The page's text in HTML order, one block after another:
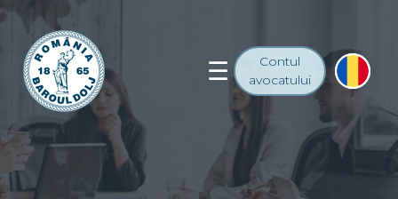
Contul
avocatului